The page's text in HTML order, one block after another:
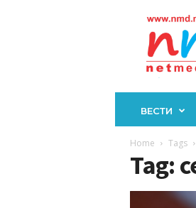
ВЕСТИ
Home Tags
Tag: